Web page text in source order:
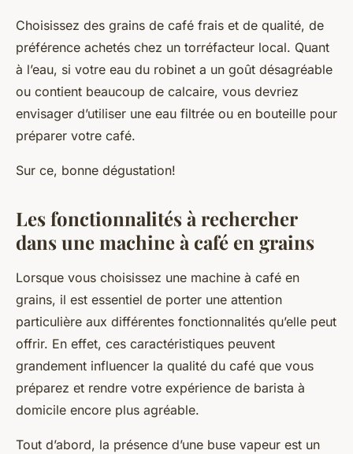
Choisissez des grains de café frais et de qualité, de
préférence achetés chez un torréfacteur local. Quant
à l’eau, si votre eau du robinet a un goût désagréable
ou contient beaucoup de calcaire, vous devriez
envisager d’utiliser une eau filtrée ou en bouteille pour
préparer votre café.
Sur ce, bonne dégustation!
Les fonctionnalités à rechercher
dans une machine à café en grains
Lorsque vous choisissez une machine à café en
grains, il est essentiel de porter une attention
particulière aux différentes fonctionnalités qu’elle peut
offrir. En effet, ces caractéristiques peuvent
grandement influencer la qualité du café que vous
préparez et rendre votre expérience de barista à
domicile encore plus agréable.
Tout d’abord, la présence d’une buse vapeur est un